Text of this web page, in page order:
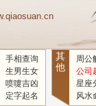
手相查询
生男生女
喷嚏吉凶
定字起名
其
他
周公
公司
星座
风水